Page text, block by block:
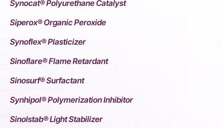
Synocat® Polyurethane Catalyst
Siperox® Organic Peroxide
Synoflex® Plasticizer
Sinoflare® Flame Retardant
Sinosurf® Surfactant
Synhipol® Polymerization Inhibitor
Sinolstab® Light Stabilizer